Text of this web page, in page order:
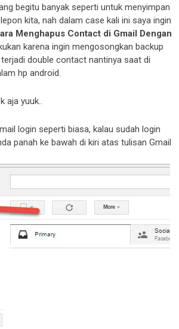
begitu banyak seperti untuk menyimpan
kita, nah dalam case kali ini saya ingin
Menghapus Contact di Gmail Dengan
karena ingin mengosongkan backup
double contact nantinya saat di
hp android.
aja yuuk..
login seperti biasa, kalau sudah login
panah ke bawah di kiri atas tulisan Gmail